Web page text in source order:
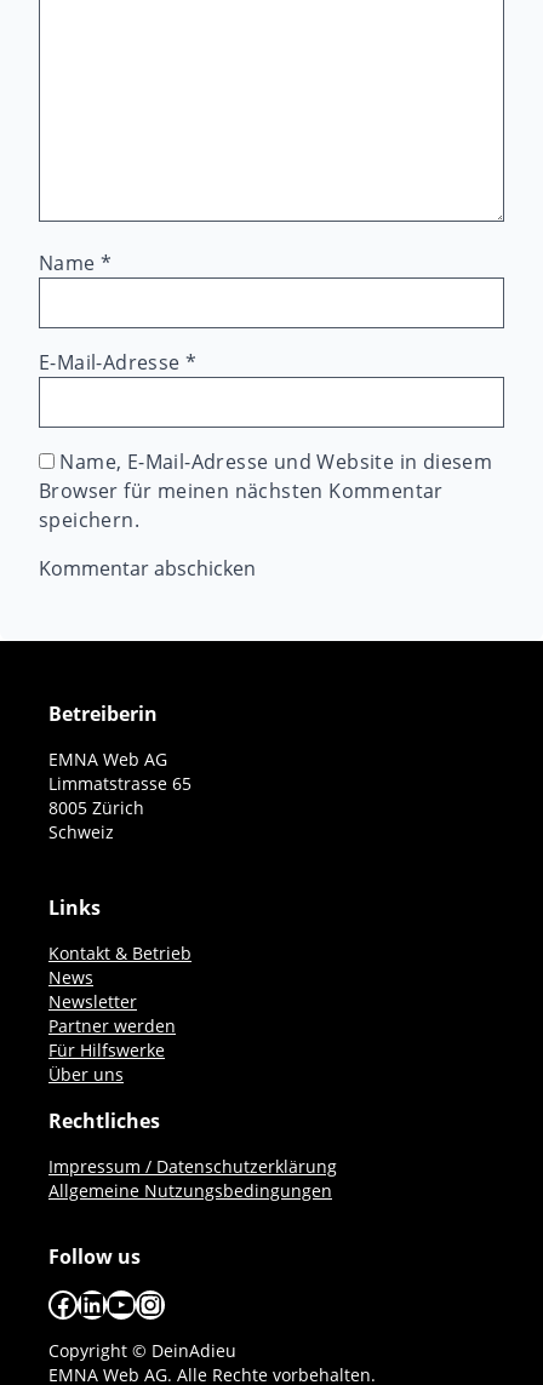
Name *
E-Mail-Adresse*
Name, E-Mail-Adresse und Website in diesem
Browser für meinen nächsten Kommentar
speichern.
Betreiberin
EMNA Web AG
Limmatstrasse 65
8005 Zürich
Schweiz
Links
Kontakt & Betrieb
News
Newsletter
Partner werden
Für Hilfswerke
Über uns
Rechtliches
Impressum / Datenschutzerklärung
Allgemeine Nutzungsbedingungen
Follow us
Facebook
LinkedIn
YouTube
Instagram
Copyright © DeinAdieu
EMNA Web AG. Alle Rechte vorbehalten.